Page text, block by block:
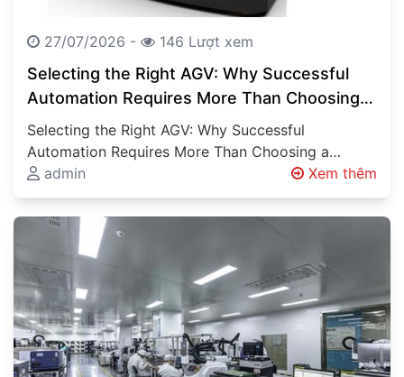
27/07/2026 - 146 Lượt xem
Selecting the Right AGV: Why Successful
Automation Requires More Than Choosing a
Vehicle
Selecting the Right AGV: Why Successful
Automation Requires More Than Choosing a
Vehicle Automated Guided Vehicles (AGVs),
Autonomous Mobile Robots…
admin Xem thêm